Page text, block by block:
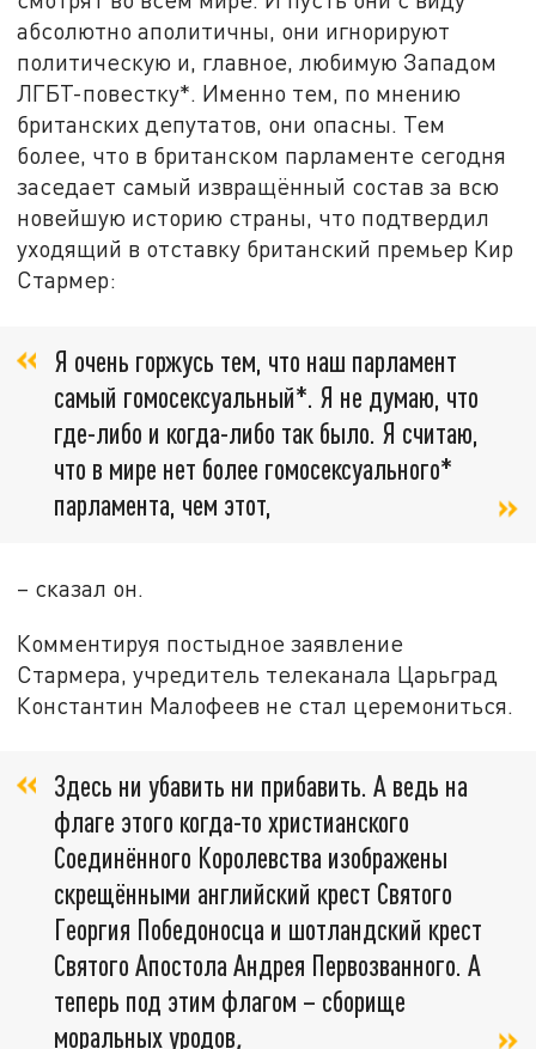
абсолютно аполитичны, они игнорируют
политическую и, главное, любимую Западом
ЛГБТ-повестку*. Именно тем, по мнению
британских депутатов, они опасны. Тем
более, что в британском парламенте сегодня
заседает самый извращённый состав за всю
новейшую историю страны, что подтвердил
уходящий в отставку британский премьер Кир
Стармер:
Я очень горжусь тем, что наш парламент
самый гомосексуальный*. Я не думаю, что
где-либо и когда-либо так было. Я считаю,
что в мире нет более гомосексуального*
парламента, чем этот,
– сказал он.
Комментируя постыдное заявление
Стармера, учредитель телеканала Царьград
Константин Малофеев не стал церемониться.
Здесь ни убавить ни прибавить. А ведь на
флаге этого когда-то христианского
Соединённого Королевства изображены
скрещёнными английский крест Святого
Георгия Победоносца и шотландский крест
Святого Апостола Андрея Первозванного. А
теперь под этим флагом – сборище
моральных уродов,